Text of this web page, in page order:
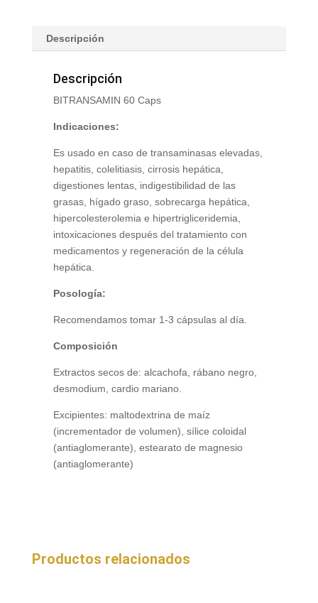
Descripción
Descripción
BITRANSAMIN 60 Caps
Indicaciones:
Es usado en caso de transaminasas elevadas,
hepatitis, colelitiasis, cirrosis hepática,
digestiones lentas, indigestibilidad de las
grasas, hígado graso, sobrecarga hepática,
hipercolesterolemia e hipertrigliceridemia,
intoxicaciones después del tratamiento con
medicamentos y regeneración de la célula
hepática.
Posología:
Recomendamos tomar 1-3 cápsulas al día.
Composición
Extractos secos de: alcachofa, rábano negro,
desmodium, cardio mariano.
Excipientes: maltodextrina de maíz
(incrementador de volumen), sílice coloidal
(antiaglomerante), estearato de magnesio
(antiaglomerante)
Productos relacionados